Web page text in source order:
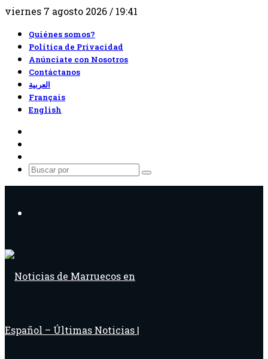
viernes 7 agosto 2026 / 19:41
Quiénes somos?
Política de Privacidad
Anúnciate con Nosotros
Contáctanos
العربية
Français
English
Buscar
por